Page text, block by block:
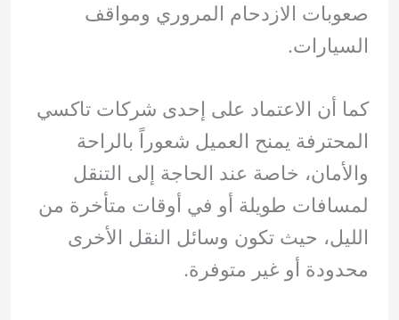
صعوبات الازدحام المروري ومواقف
السيارات.
كما أن الاعتماد على إحدى شركات تاكسي
المحترفة يمنح العميل شعوراً بالراحة
والأمان، خاصة عند الحاجة إلى التنقل
لمسافات طويلة أو في أوقات متأخرة من
الليل، حيث تكون وسائل النقل الأخرى
محدودة أو غير متوفرة.